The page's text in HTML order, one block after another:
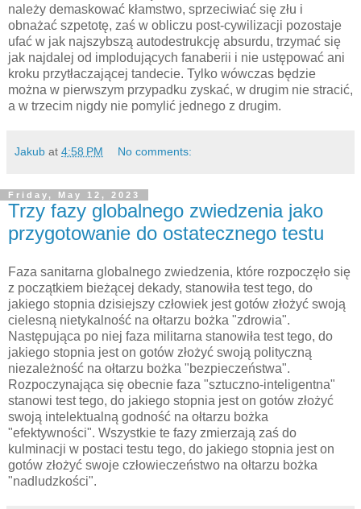
należy demaskować kłamstwo, sprzeciwiać się złu i
obnażać szpetotę, zaś w obliczu post-cywilizacji pozostaje
ufać w jak najszybszą autodestrukcję absurdu, trzymać się
jak najdalej od implodujących fanaberii i nie ustępować ani
kroku przytłaczającej tandecie. Tylko wówczas będzie
można w pierwszym przypadku zyskać, w drugim nie stracić,
a w trzecim nigdy nie pomylić jednego z drugim.
Jakub at 4:58 PM No comments:
Friday, May 12, 2023
Trzy fazy globalnego zwiedzenia jako
przygotowanie do ostatecznego testu
Faza sanitarna globalnego zwiedzenia, które rozpoczęło się
z początkiem bieżącej dekady, stanowiła test tego, do
jakiego stopnia dzisiejszy człowiek jest gotów złożyć swoją
cielesną nietykalność na ołtarzu bożka "zdrowia".
Następująca po niej faza militarna stanowiła test tego, do
jakiego stopnia jest on gotów złożyć swoją polityczną
niezależność na ołtarzu bożka "bezpieczeństwa".
Rozpoczynająca się obecnie faza "sztuczno-inteligentna"
stanowi test tego, do jakiego stopnia jest on gotów złożyć
swoją intelektualną godność na ołtarzu bożka
"efektywności". Wszystkie te fazy zmierzają zaś do
kulminacji w postaci testu tego, do jakiego stopnia jest on
gotów złożyć swoje człowieczeństwo na ołtarzu bożka
"nadludzkości".